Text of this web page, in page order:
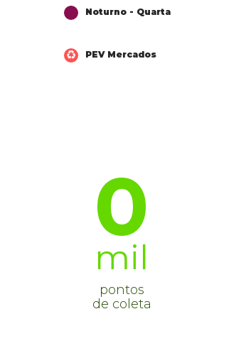
Noturno - Quarta
PEV Mercados
0
mil
pontos
de coleta